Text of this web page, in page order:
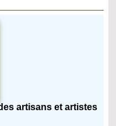
artisans et artistes